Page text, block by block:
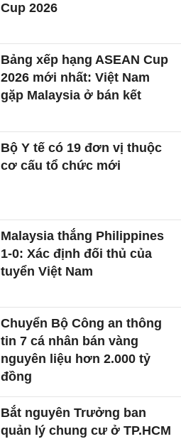
Cup 2026
Bảng xếp hạng ASEAN Cup
2026 mới nhất: Việt Nam
gặp Malaysia ở bán kết
Bộ Y tế có 19 đơn vị thuộc
cơ cấu tổ chức mới
Malaysia thắng Philippines
1-0: Xác định đối thủ của
tuyển Việt Nam
Chuyển Bộ Công an thông
tin 7 cá nhân bán vàng
nguyên liệu hơn 2.000 tỷ
đồng
Bắt nguyên Trưởng ban
quản lý chung cư ở TP.HCM